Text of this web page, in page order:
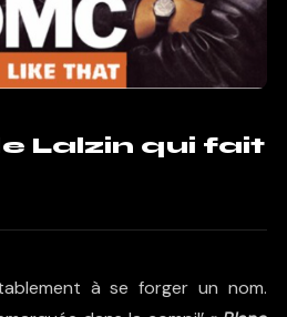
Lalzin qui fait
à se forger un nom.